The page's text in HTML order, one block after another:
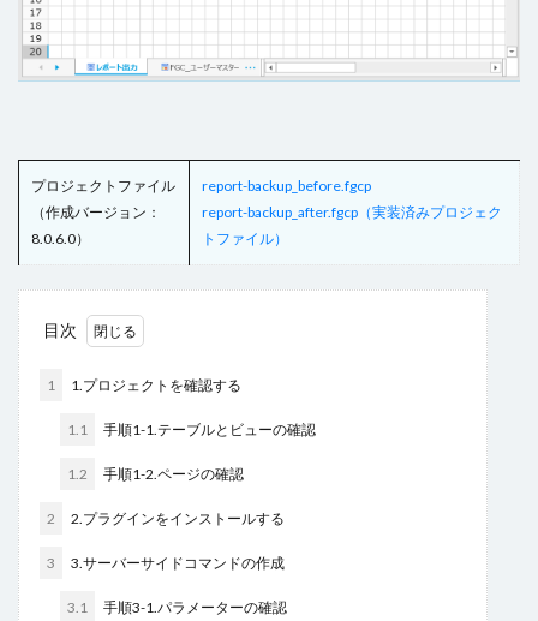
プロジェクトファイル
（作成バージョン：
8.0.6.0）
report-backup_before.fgcp
report-backup_after.fgcp（実装済みプロジェク
トファイル）
目次
1 1.プロジェクトを確認する
1.1 手順1-1.テーブルとビューの確認
1.2 手順1-2.ページの確認
2 2.プラグインをインストールする
3 3.サーバーサイドコマンドの作成
3.1 手順3-1.パラメーターの確認
印刷
和暦 変数の設定 式
数値型セル
日付型セル
書式設定
条件付き書式設定
条件分岐
検索 検索ボックス
繰り返し
行の高さ
詳細リストビューとして設定
詳細リストビューの設定